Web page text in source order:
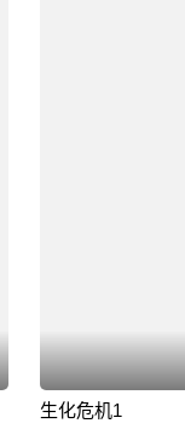
生化危机1